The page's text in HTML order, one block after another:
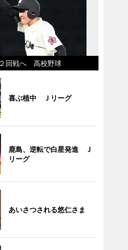
回戦へ 高校野球
喜ぶ植中 Ｊリーグ
鹿島、逆転で白星発進 Ｊ
リーグ
あいさつされる悠仁さま